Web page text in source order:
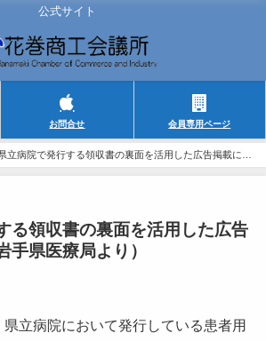
公式サイト
お問合せ 会員専用ページ
立病院で発行する領収書の裏面を活用した広告掲載につ
る領収書の裏面を活用した広告
手県医療局より）
立病院において発行している患者用